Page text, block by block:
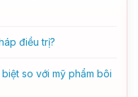
điều trị?
so với mỹ phẩm bôi